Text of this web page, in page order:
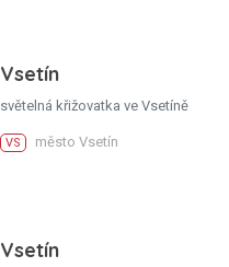
Vsetín
světelná křižovatka ve Vsetíně
VS město Vsetín
Vsetín